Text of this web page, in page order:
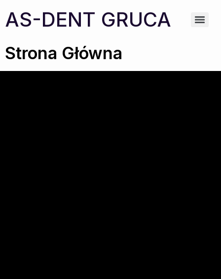
AS-DENT GRUCA
Strona Główna